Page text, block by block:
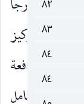
٨٢
٨٣
٨٤
٨٤
خارجا
لتركيز
ولو دفعة